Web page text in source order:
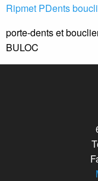
Ripmet PDents
porte-dents et
BULOC